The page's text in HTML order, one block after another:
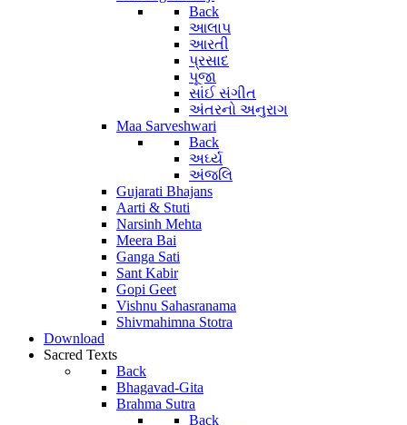
Back
આલાપ
આરતી
પ્રસાદ
પૂજા
સાંઈ સંગીત
અંતરનો અનુરાગ
Maa Sarveshwari
Back
અર્ઘ્ય
અંજલિ
Gujarati Bhajans
Aarti & Stuti
Narsinh Mehta
Meera Bai
Ganga Sati
Sant Kabir
Gopi Geet
Vishnu Sahasranama
Shivmahimna Stotra
Download
Sacred Texts
Back
Bhagavad-Gita
Brahma Sutra
Back